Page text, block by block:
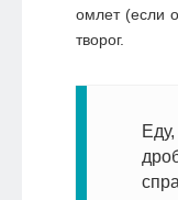
омлет (если
творог.